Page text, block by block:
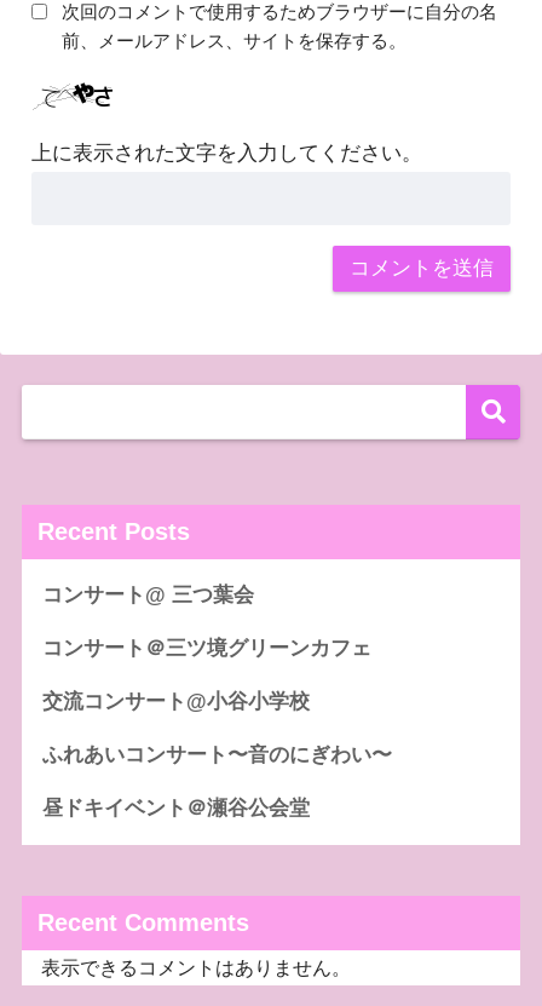
次回のコメントで使用するためブラウザーに自分の名
前、メールアドレス、サイトを保存する。
上に表示された文字を入力してください。
Recent Posts
コンサート@ 三つ葉会
コンサート＠三ツ境グリーンカフェ
交流コンサート@小谷小学校
ふれあいコンサート〜音のにぎわい〜
昼ドキイベント＠瀬谷公会堂
Recent Comments
表示できるコメントはありません。